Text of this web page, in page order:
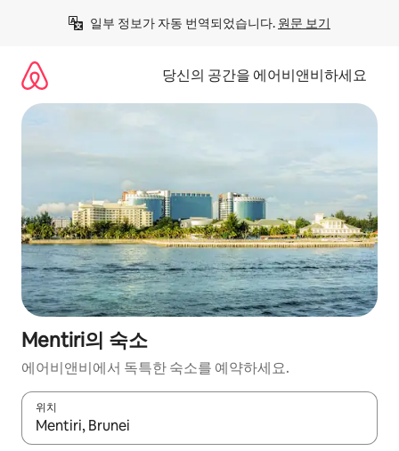
일부 정보가 자동 번역되었습니다. 원문 보기
당신의 공간을 에어비앤비하세요
Mentiri의 숙소
에어비앤비에서 독특한 숙소를 예약하세요.
위치
결과가 나오면 위·아래 화살표 키를 사용하거나 터치 또는 스와이